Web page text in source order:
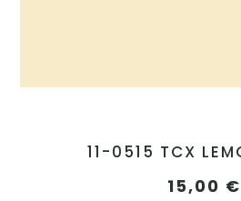
11-0515 TCX
15,00 €